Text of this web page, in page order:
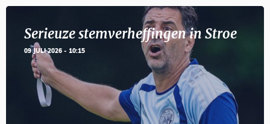
Serieuze stemverheffingen in Stroe
09 JULI 2026 - 10:15